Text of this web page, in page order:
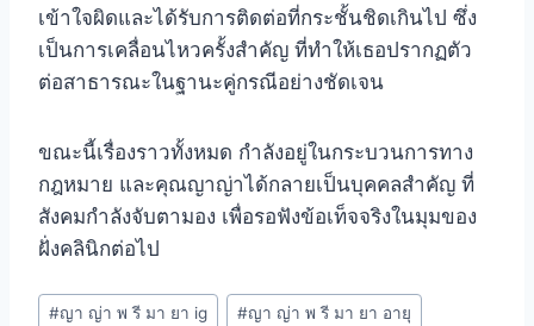
เข้าใจผิดและได้รับการติดต่อที่กระชั้นชิดเกินไป ซึ่ง
เป็นการเคลื่อนไหวครั้งสำคัญ ที่ทำให้เธอปรากฏตัว
ต่อสาธารณะในฐานะคู่กรณีอย่างชัดเจน
ขณะนี้เรื่องราวทั้งหมด กำลังอยู่ในกระบวนการทาง
กฎหมาย และคุณญาญ่าได้กลายเป็นบุคคลสำคัญ ที่
สังคมกำลังจับตามอง เพื่อรอฟังข้อเท็จจริงในมุมของ
ฝั่งคลินิกต่อไป
#ญา ญ่า พ รี มา ยา ig #ญา ญ่า พ รี มา ยา อายุ